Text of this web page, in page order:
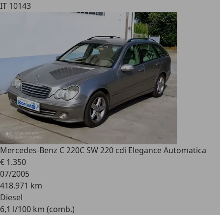
IT 10143
Mercedes-Benz C 220C SW 220 cdi Elegance Automatica
€ 1.350
07/2005
418.971 km
Diesel
6,1 l/100 km (comb.)